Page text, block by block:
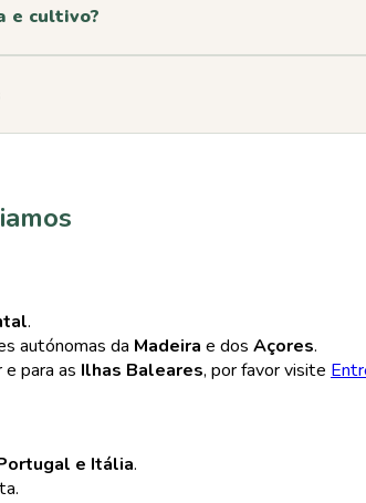
e cultivo?
.
autónomas da Madeira e dos Açores.
e para as Ilhas Baleares, por favor visite
e Itália.